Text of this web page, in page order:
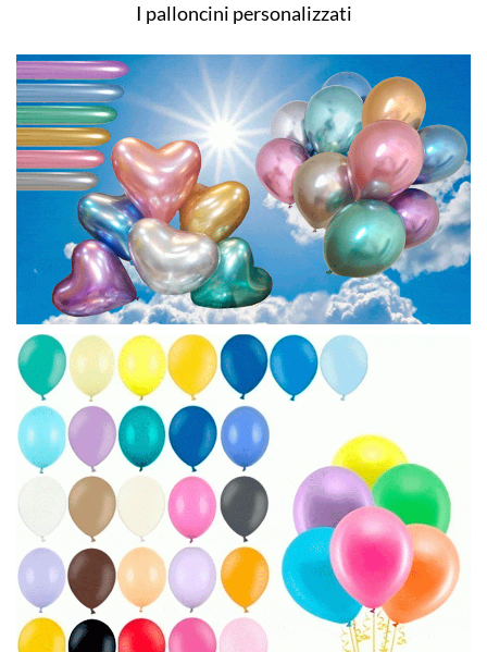
Palloncino
pubblicitario in
lattice naturale a
forma classica
Palloncino
pubblicitario in
lattice naturale a
forma classica
I palloncini personalizzati